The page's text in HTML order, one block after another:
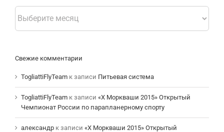
Архивы
Свежие комментарии
TogliattiFlyTeam к записи Питьевая система
TogliattiFlyTeam к записи «Х Моркваши 2015» Открытый
Чемпионат России по парапланерному спорту
александр к записи «Х Моркваши 2015» Открытый